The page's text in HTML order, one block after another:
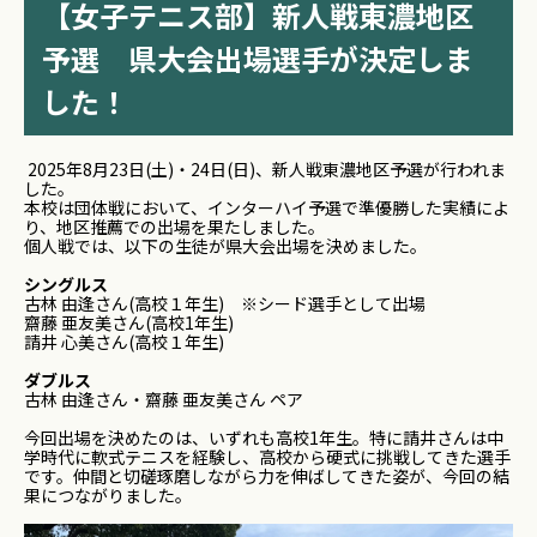
【女子テニス部】新人戦東濃地区
予選 県大会出場選手が決定しま
した！
2025年8月23日(土)・24日(日)、新人戦東濃地区予選が行われま
した。
本校は団体戦において、インターハイ予選で準優勝した実績によ
り、地区推薦での出場を果たしました。
個人戦では、以下の生徒が県大会出場を決めました。
シングルス
古林 由逢さん(高校１年生) ※シード選手として出場
齋藤 亜友美さん(高校1年生)
請井 心美さん(高校１年生)
ダブルス
古林 由逢さん・齋藤 亜友美さん ペア
今回出場を決めたのは、いずれも高校1年生。特に請井さんは中
学時代に軟式テニスを経験し、高校から硬式に挑戦してきた選手
です。仲間と切磋琢磨しながら力を伸ばしてきた姿が、今回の結
果につながりました。